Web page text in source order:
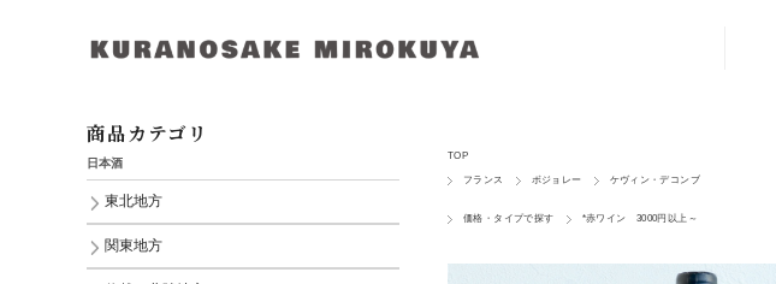
TOP
フランス ボジョレー ケヴィン・デコンブ
価格・タイプで探す *赤ワイン 3000円以上～
商品カテゴリ
日本酒
東北地方
関東地方